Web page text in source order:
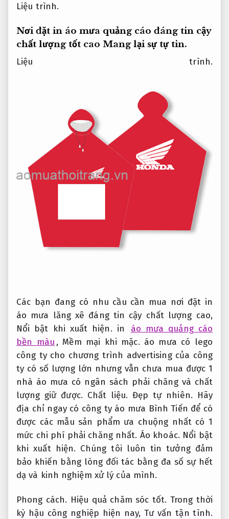
Liệu trình.
Nơi đặt in áo mưa quảng cáo đáng tin cậy
chất lượng tốt cao Mang lại sự tự tin.
Liệu trình.
Các bạn đang có nhu cầu cần mua nơi đặt in
áo mưa lăng xê đáng tin cậy chất lượng cao,
Nổi bật khi xuất hiện. in
áo mưa quảng cáo
bền màu ,Mềm mại khi mặc. áo mưa có lego
công ty cho chương trình advertising của công
ty có số lượng lớn nhưng vẫn chưa mua được 1
nhà áo mưa có ngân sách phải chăng và chất
lượng giữ được. Chất liệu. Đẹp tự nhiên. Hãy
địa chỉ ngay có công ty áo mưa Bình Tiến để có
được các mẫu sản phẩm ưa chuộng nhất có 1
mức chi phí phải chăng nhất. Áo khoác. Nổi bật
khi xuất hiện. Chúng tôi luôn tin tưởng đảm
bảo khiến bằng lòng đối tác bằng đa số sự hết
dạ và kinh nghiệm xử lý của mình.
Phong cách. Hiệu quả chăm sóc tốt. Trong thời
kỳ hậu công nghiệp hiện nay,Tư vấn tận tình.